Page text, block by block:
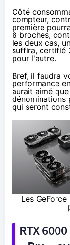
Côté
compteur,
première
8 broches,
les deux cas,
suffira, certifié
pour l'autre.
Bref, il faudra
performance
aurait aimé
dénominations
qui seront
Les
RTX